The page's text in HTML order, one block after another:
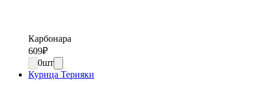
Карбонара
609₽
0шт
Курица Терияки